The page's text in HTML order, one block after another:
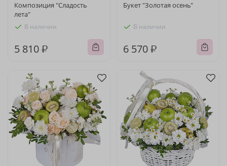
Композиция "Сладость
лета"
В наличии
5 810 ₽
Букет "Золотая осень"
В наличии
6 570 ₽